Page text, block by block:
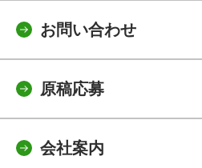
お問い合わせ
原稿応募
会社案内